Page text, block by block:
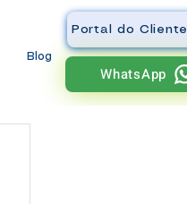
Blog
Portal do Cliente
WhatsApp